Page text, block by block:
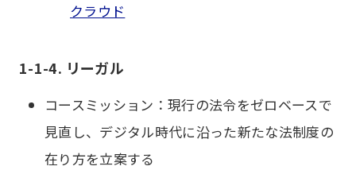
クラウド
1-1-4. リーガル
コースミッション：現行の法令をゼロベースで
見直し、デジタル時代に沿った新たな法制度の
在り方を立案する